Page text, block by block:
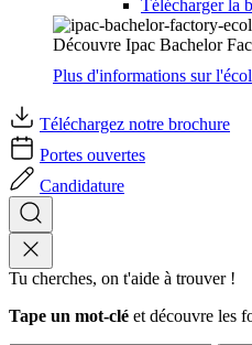
Télécharger la
Découvre Ipac Bachelor
Plus d'informations sur
Téléchargez notre brochure
Portes ouvertes
Candidature
Tu cherches, on t'aide à trouver !
Tape un mot-clé et découvre les